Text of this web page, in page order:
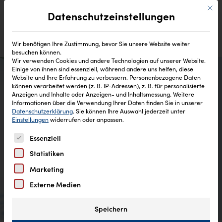
Das CD Reinheitsgebot®
Mit
Datenschutzeinstellungen
Wir benötigen Ihre Zustimmung, bevor Sie unsere Website weiter
besuchen können.
Wir verwenden Cookies und andere Technologien auf unserer Website.
Einige von ihnen sind essenziell, während andere uns helfen, diese
Website und Ihre Erfahrung zu verbessern. Personenbezogene Daten
können verarbeitet werden (z. B. IP-Adressen), z. B. für personalisierte
Anzeigen und Inhalte oder Anzeigen- und Inhaltsmessung. Weitere
Informationen über die Verwendung Ihrer Daten finden Sie in unserer
Datenschutzerklärung. Sie können Ihre Auswahl jederzeit unter
Einstellungenwiderrufen oder anpassen.
Es folgt eine Liste der Service-Gruppen, für die eine
Essenziell
Statistiken
Marketing
Externe Medien
Speichern